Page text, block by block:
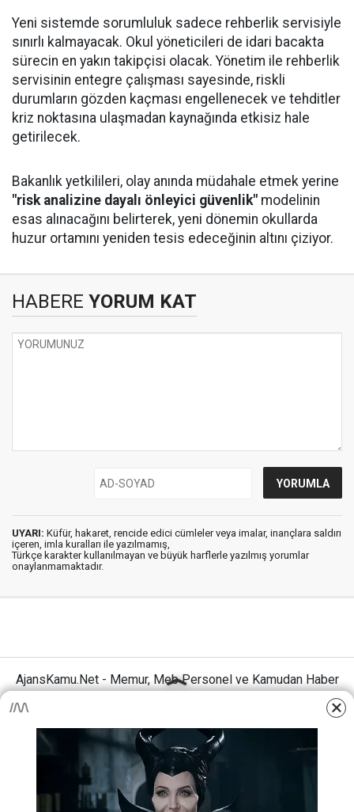
Yeni sistemde sorumluluk sadece rehberlik servisiyle
sınırlı kalmayacak. Okul yöneticileri de idari bacakta
sürecin en yakın takipçisi olacak. Yönetim ile rehberlik
servisinin entegre çalışması sayesinde, riskli
durumların gözden kaçması engellenecek ve tehditler
kriz noktasına ulaşmadan kaynağında etkisiz hale
getirilecek.
Bakanlık yetkilileri, olay anında müdahale etmek yerine
"risk analizine dayalı önleyici güvenlik" modelinin
esas alınacağını belirterek, yeni dönemin okullarda
huzur ortamını yeniden tesis edeceğinin altını çiziyor.
HABERE YORUM KAT
UYARI: Küfür, hakaret, rencide edici cümleler veya imalar, inançlara saldırı
içeren, imla kuralları ile yazılmamış,
Türkçe karakter kullanılmayan ve büyük harflerle yazılmış yorumlar
onaylanmamaktadır.
AjansKamu.Net - Memur, Meb Personel ve Kamudan Haber
Anasayfa Künye İletişim
Gizlilik İlkeleri
Sitene Ekle
MEB Personel – Öğretmen Haberleri